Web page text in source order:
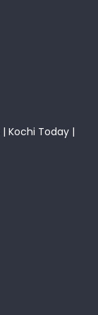
| Kochi Today |